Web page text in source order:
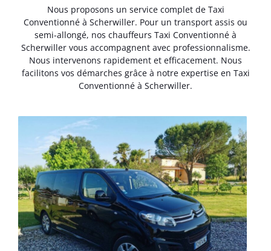
Nous proposons un service complet de Taxi
Conventionné à Scherwiller. Pour un transport assis ou
semi-allongé, nos chauffeurs Taxi Conventionné à
Scherwiller vous accompagnent avec professionnalisme.
Nous intervenons rapidement et efficacement. Nous
facilitons vos démarches grâce à notre expertise en Taxi
Conventionné à Scherwiller.